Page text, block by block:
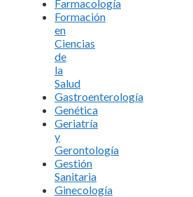
Farmacología
Formación
en
Ciencias
de
la
Salud
Gastroenterología
Genética
Geriatría
y
Gerontología
Gestión
Sanitaria
Ginecología